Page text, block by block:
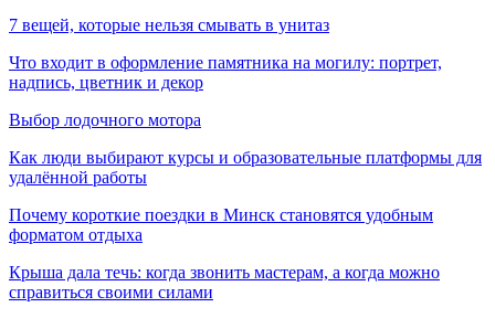
7 вещей, которые нельзя смывать в унитаз
Что входит в оформление памятника на могилу: портрет,
надпись, цветник и декор
Выбор лодочного мотора
Как люди выбирают курсы и образовательные платформы для
удалённой работы
Почему короткие поездки в Минск становятся удобным
форматом отдыха
Крыша дала течь: когда звонить мастерам, а когда можно
справиться своими силами